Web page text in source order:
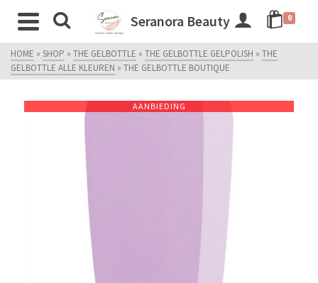
Seranora Beauty 0
HOME » SHOP » THE GELBOTTLE » THE GELBOTTLE GELPOLISH » THE
GELBOTTLE ALLE KLEUREN » THE GELBOTTLE BOUTIQUE
AANBIEDING